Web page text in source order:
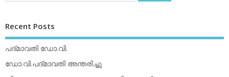
Recent Posts
പദ്മാവതി ഡോ.വി.
ഡോ.വി.പദ്മാവതി അന്തരിച്ചു